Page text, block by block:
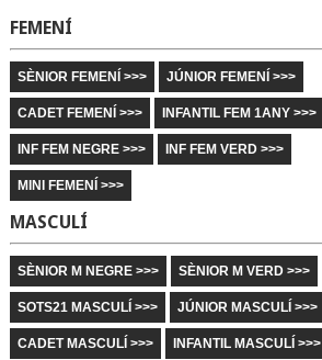
FEMENÍ
SÈNIOR FEMENÍ >>> JÚNIOR FEMENÍ >>>
CADET FEMENÍ >>> INFANTIL FEM 1ANY >>>
INF FEM NEGRE >>> INF FEM VERD >>>
MINI FEMENÍ >>>
MASCULÍ
SÈNIOR M NEGRE >>> SÈNIOR M VERD >>>
SOTS21 MASCULÍ >>> JÚNIOR MASCULÍ >>>
CADET MASCULÍ >>> INFANTIL MASCULÍ >>>